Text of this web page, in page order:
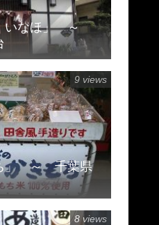
いなほ」 ～
」 ～ 千葉県
9 views
8 views